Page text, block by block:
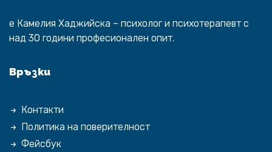
е Камелия Хаджийска – психолог и психотерапевт с
над 30 години професионален опит.
Връзки
Контакти
Политика на поверителност
Фейсбук